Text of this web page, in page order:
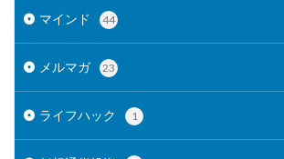
マインド 44
メルマガ 23
ライフハック 1